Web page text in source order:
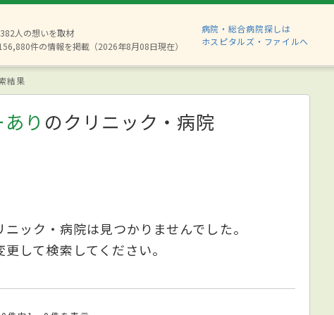
人の想いを取材
件の情報を掲載（2026年8月08日現在）
病院・総合病院探しは
ホスピタルズ・ファイルへ
結果
り のクリニック・病院
ック・病院は見つかりませんでした。
して検索してください。